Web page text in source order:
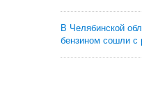
В Челябинской
бензином сошли с